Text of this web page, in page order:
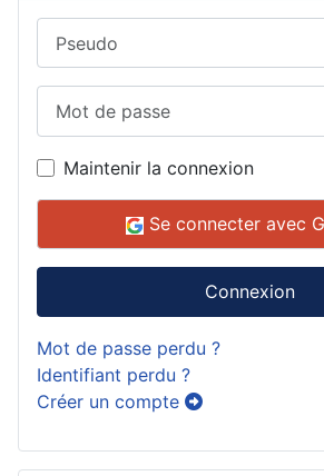
Maintenir la connexion
Se connecter avec
Connexion
Mot de passe perdu ?
Identifiant perdu ?
Créer un compte